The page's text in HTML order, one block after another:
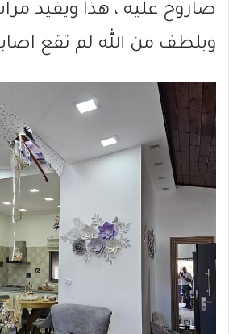
صاروخ عليه ، هذا ويفيد
وبلطف من الله لم تقع